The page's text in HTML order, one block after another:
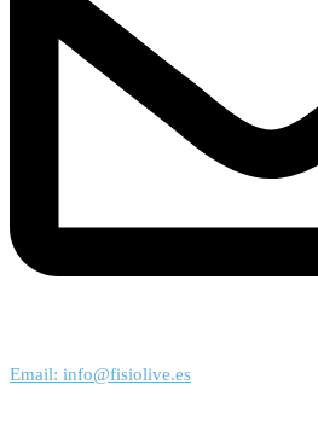
Email: info@fisiolive.es